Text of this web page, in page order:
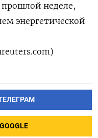
неделе,
энергетической
)